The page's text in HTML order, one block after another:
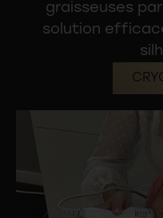
graisseuses
solution